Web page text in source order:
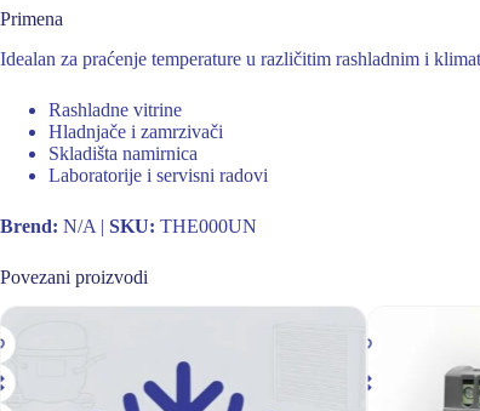
Primena
Idealan za praćenje temperature u različitim rashladnim i
Rashladne vitrine
Hladnjače i zamrzivači
Skladišta namirnica
Laboratorije i servisni radovi
Brend: N/A | SKU: THE000UN
Povezani proizvodi